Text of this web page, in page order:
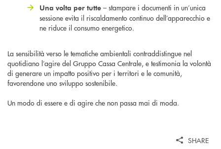
Una volta per tutte – stampare i documenti in un’unica
sessione evita il riscaldamento continuo dell’apparecchio e
ne riduce il consumo energetico.
La sensibilità verso le tematiche ambientali contraddistingue nel
quotidiano l’agire del Gruppo Cassa Centrale, e testimonia la volontà
di generare un impatto positivo per i territori e le comunità,
favorendone uno sviluppo sostenibile.
Un modo di essere e di agire che non passa mai di moda.
SHARE